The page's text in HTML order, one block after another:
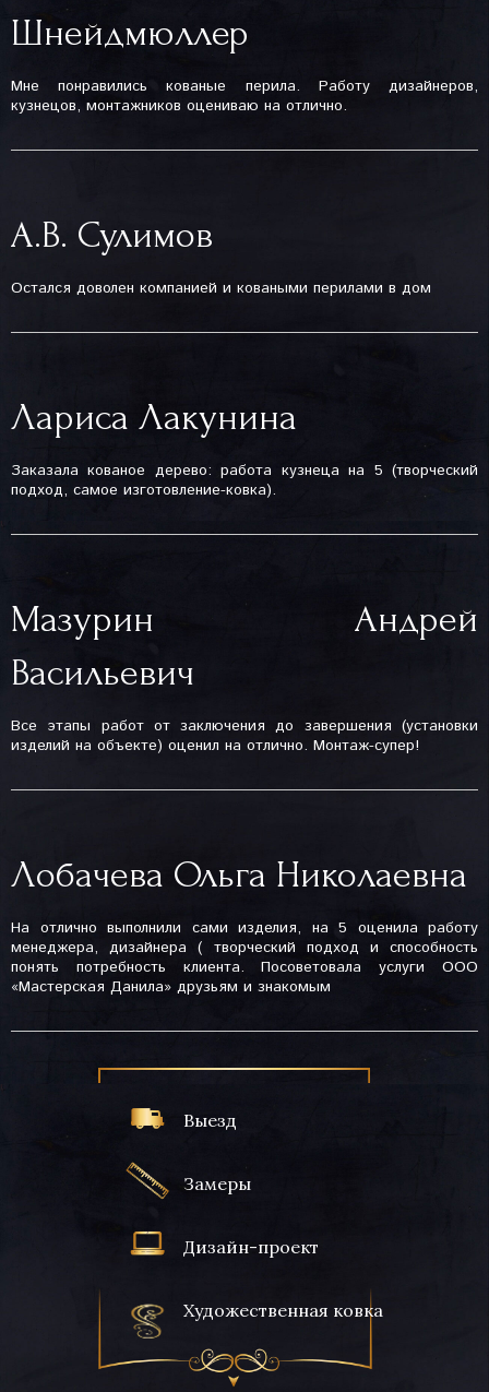
Выезд
Замеры
Дизайн-проект
Художественная ковка
Шнейдмюллер
Мне понравились кованые перила. Работу дизайнеров,
кузнецов, монтажников оцениваю на отлично.
А.В. Сулимов
Остался доволен компанией и коваными перилами в дом
Лариса Лакунина
Заказала кованое дерево: работа кузнеца на 5 (творческий
подход, самое изготовление-ковка).
Мазурин Андрей
Васильевич
Все этапы работ от заключения до завершения (установки
изделий на объекте) оценил на отлично. Монтаж-супер!
Лобачева Ольга Николаевна
На отлично выполнили сами изделия, на 5 оценила работу
менеджера, дизайнера ( творческий подход и способность
понять потребность клиента. Посоветовала услуги ООО
«Мастерская Данила» друзьям и знакомым